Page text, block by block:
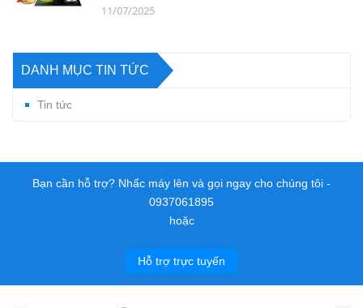
11/07/2025
DANH MỤC TIN TỨC
Tin tức
Bạn cần hỗ trợ? Nhấc máy lên và gọi ngay cho chúng tôi -
0937061895
hoặc
Hỗ trợ trực tuyến